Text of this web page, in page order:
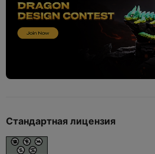
Стандартная лицензия